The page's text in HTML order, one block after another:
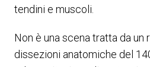
tendini e muscoli.
Non è una scena tratta da
dissezioni anatomiche del